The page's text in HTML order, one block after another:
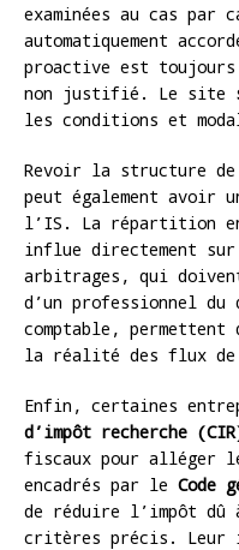
examinées au cas par
automatiquement
proactive est toujours
non justifié. Le site
les conditions et
Revoir la structure de
peut également avoir
l’IS. La répartition
influe directement
arbitrages, qui
d’un professionnel
comptable,
la réalité des flux
Enfin, certaines
d’impôt recherche
fiscaux pour alléger
encadrés par le Code
de réduire l’impôt dû
critères précis. Leur